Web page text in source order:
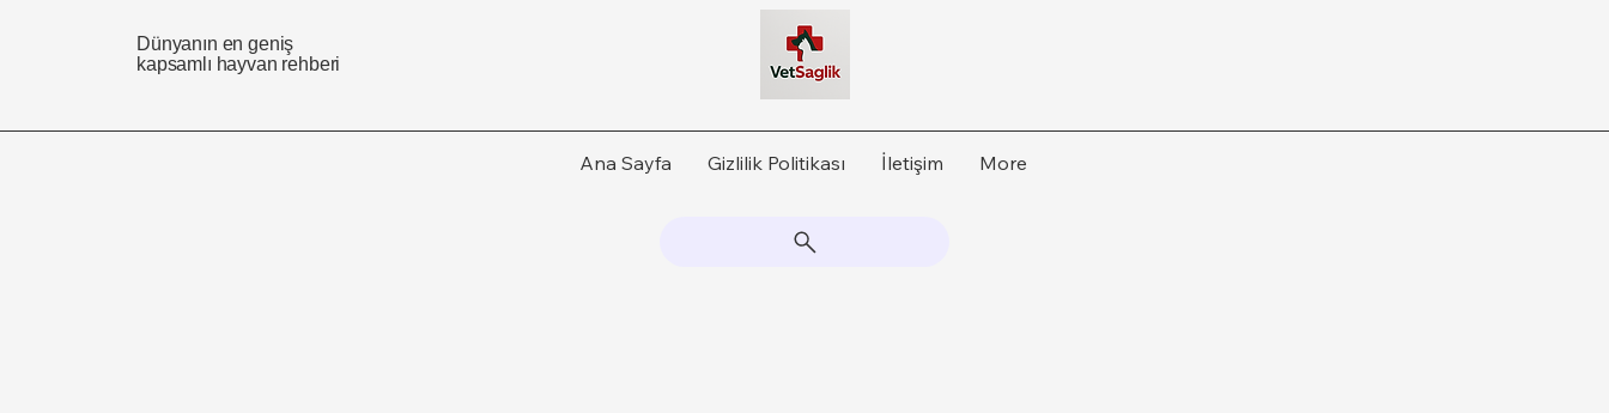
Dünyanın en geniş
kapsamlı hayvan rehberi
Ana Sayfa Gizlilik Politikası İletişim More